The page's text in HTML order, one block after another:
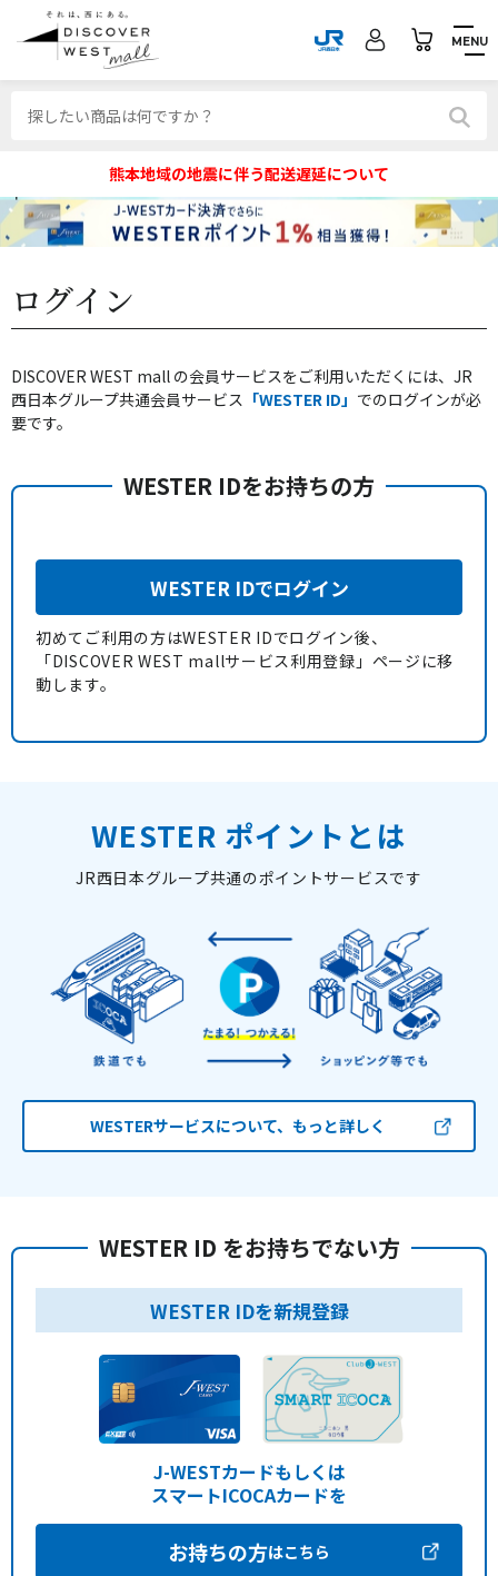
MENU
熊本地域の地震に伴う配送遅延について
ログイン
DISCOVER WEST mall の会員サービスをご利用いただくには、JR
西日本グループ共通会員サービス 「WESTER ID」 でのログインが必
要です。
WESTER IDをお持ちの方
WESTER IDでログイン
初めてご利用の方はWESTER IDでログイン後、
「DISCOVER WEST mallサービス利用登録」ページに移
動します。
WESTER ポイントとは
JR西日本グループ共通のポイントサービスです
WESTERサービスについて、もっと詳しく
WESTER ID をお持ちでない方
WESTER IDを新規登録
J-WESTカードもしくは
スマートICOCAカードを
お持ちの方はこちら